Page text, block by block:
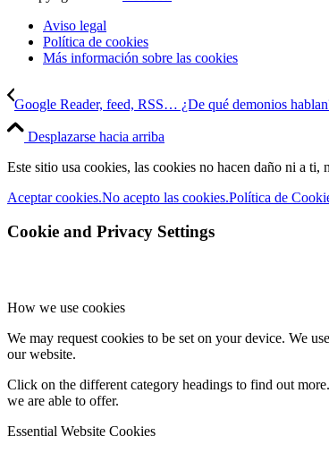
Aviso legal
Política de cookies
Más información sobre las cookies
Google Reader, feed, RSS… ¿De qué demonios
Desplazarse hacia arriba
Este sitio usa cookies, las cookies no hacen daño ni a
Aceptar cookies.No acepto las cookies.Política de
Cookie and Privacy Settings
How we use cookies
We may request cookies to be set on your device. We
our website.
Click on the different category headings to find out
we are able to offer.
Essential Website Cookies